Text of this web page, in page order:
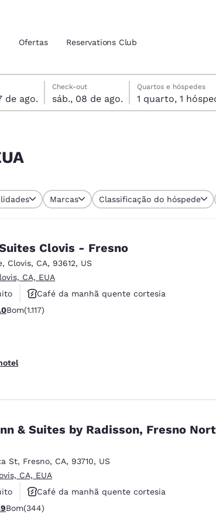
Español Español
México
Español
India
Ofertas Reservations Club
7 de agosto
de ago.
agosto
Check-out
sáb., 08 de ago.
de agosto data de check-out selecionada
7 de agosto data do check-in selecionada
Quartos e hóspedes
1 quarto, 1
Marcas Classificação do hóspede
Clovis - Fresno
, Clovis, CA, 93612, US
CA, EUA
Café da manhã quente cortesia
estrelas. Bom. 1117 avaliações
Bom(1.117)
& Suites by Radisson, Fresno
St, Fresno, CA, 93710, US
CA, EUA
Café da manhã quente cortesia
estrelas. Bom. 344 avaliações
Bom(344)